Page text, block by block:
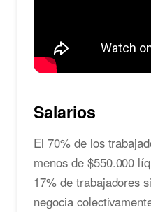
Salarios
El 70% de los
menos de $550.000
17% de trabajadores
negocia